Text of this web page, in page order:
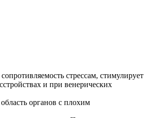
стрессам, стимулирует
и при венерических
органов с плохим